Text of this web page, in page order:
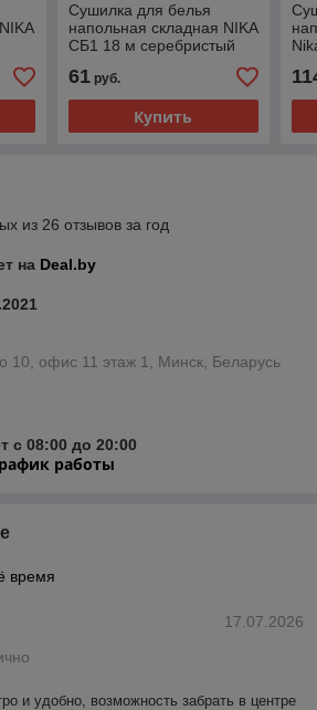
Сушилка для белья
напольная складная NIKA
СБ1 18 м серебристый
61руб.
Купить
из 26 отзывов за год
на Deal.by
10, офис 11 этаж 1, Минск, Беларусь
с 08:00 до 20:00
работы
время
17.07.2026
и удобно, возможность забрать в центре